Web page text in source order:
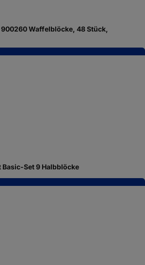
Waffelblöcke, 48 Stück,
Basic-Set 9 Halbblöcke